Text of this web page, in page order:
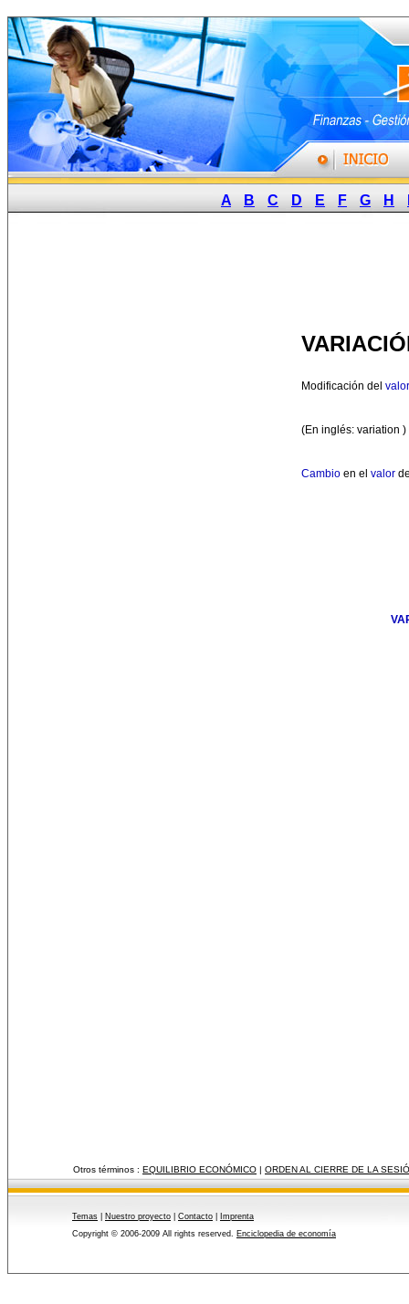
A B C D E F G H
Modificación del valor
(En inglés: variation )
Cambio en el valor
Otros términos : EQUILIBRIO ECONÓMICO | ORDEN AL CIERRE DE LA
Temas Nuestro proyecto Contacto
Imprenta
Copyright © 2006-2009 All rights reserved. Enciclopedia de economía